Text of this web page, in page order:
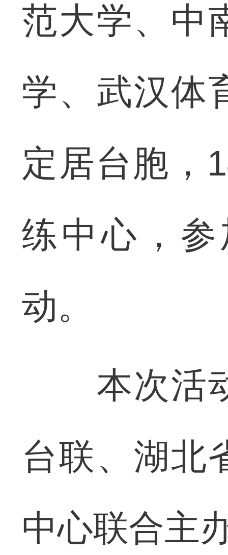
范大学、中
学、武汉体
定居台胞，
练中心，
动。
本次活动
台联、湖北
中心联合主